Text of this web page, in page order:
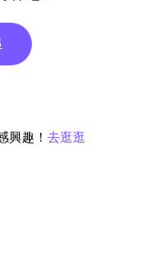
興趣！ 去逛逛